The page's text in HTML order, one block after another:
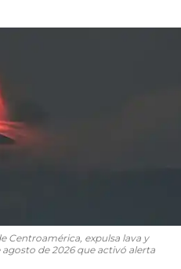
Centroamérica, expulsa lava y
de 2026 que activó alerta